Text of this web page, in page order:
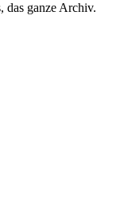
das ganze Archiv.